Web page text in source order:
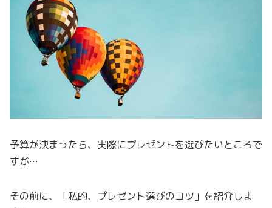
予算が決まったら、実際にプレゼントを選びたいところで
すが…
その前に、「私的、プレゼント選びのコツ」を紹介しま